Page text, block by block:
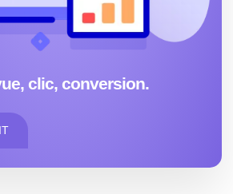
clic, conversion.